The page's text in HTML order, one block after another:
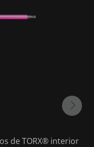
de TORX® interior